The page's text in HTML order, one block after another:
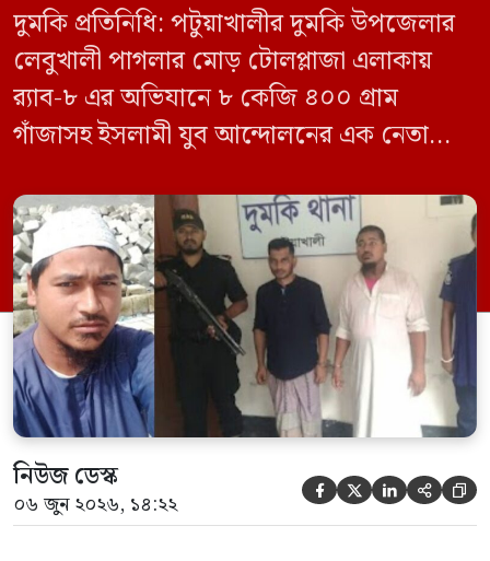
দুমকি প্রতিনিধি: পটুয়াখালীর দুমকি উপজেলার
লেবুখালী পাগলার মোড় টোলপ্লাজা এলাকায়
র‍্যাব-৮ এর অভিযানে ৮ কেজি ৪০০ গ্রাম
গাঁজাসহ ইসলামী যুব আন্দোলনের এক নেতাকে
ভিত্তিতে অভিযান চালিয়ে মাদক চক্রের আরও
এক সদস্যকে আটক করা হয়। র‍্যাব ও পুলিশ
সূত্রে জানা গেছে, শুক্রবার গোপন সংবাদের
ভিত্তিতে র‍্যাব-৮, সিপিসি-১ পটুয়াখালী ক্যাম্পের
[…]
নিউজ ডেস্ক
০৬ জুন ২০২৬, ১৪:২২     